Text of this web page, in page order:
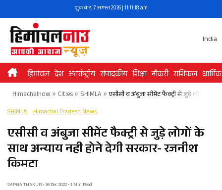
to
content
शुक्रवार, 7 अगस्त 2026 | 11:11:18 am
India
हिमांचल देश अंतर्राष्ट्रीय संपादकीय शिक्षा नौकरी राशिफल धार्मिक
Himachalnow» Cities» SHIMLA » एसीसी व अंबुजा सीमेंट फैक्ट्री से जुड़े लोगों के
SHIMLA Himachal Pradesh News
एसीसी व अंबुजा सीमेंट फैक्ट्री से जुड़े लोगों के
साथ अन्याय नही होने देगी सरकार- रजनीश
किमटा
SAPNA THAKUR • 16 Dec 2022 • 1 Min Read